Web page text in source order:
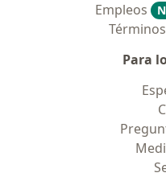
Empleos
Para